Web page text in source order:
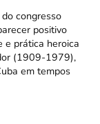
congresso
positivo
e prática heroica
(1909-1979),
em tempos